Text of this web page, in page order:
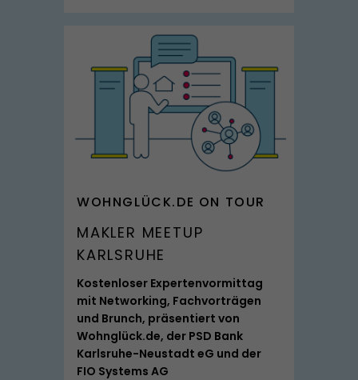
SPITZMARKE
WOHNGLÜCK.DE ON TOUR
MAKLER MEETUP
KARLSRUHE
Kostenloser Expertenvormittag
mit Networking, Fachvorträgen
und Brunch, präsentiert von
Wohnglück.de, der PSD Bank
Karlsruhe-Neustadt eG und der
FIO Systems AG